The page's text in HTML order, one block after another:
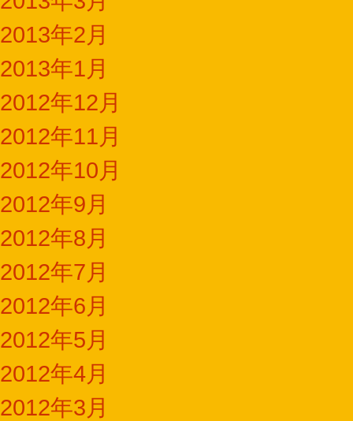
2013年2月
2013年1月
2012年12月
2012年11月
2012年10月
2012年9月
2012年8月
2012年7月
2012年6月
2012年5月
2012年4月
2012年3月